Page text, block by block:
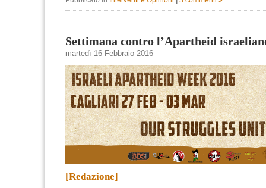
Settimana contro l’Apartheid
martedì 16 Febbraio 2016
[Redazione]